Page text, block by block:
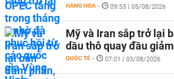
HÀNG HÓA - 09:53 | 05/08/2026
Mỹ và Iran sắp trở lại
dầu thô quay đầu
QUỐC TẾ - 07:01 | 03/08/2026